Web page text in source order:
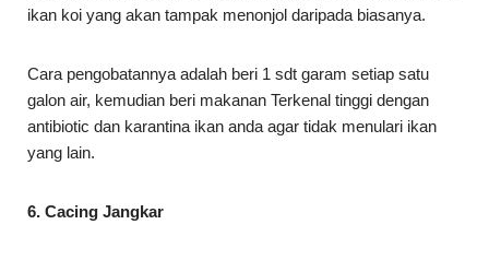
ikan koi yang akan tampak menonjol daripada biasanya.
Cara pengobatannya adalah beri 1 sdt garam setiap satu
galon air, kemudian beri makanan Terkenal tinggi dengan
antibiotic dan karantina ikan anda agar tidak menulari ikan
yang lain.
6. Cacing Jangkar